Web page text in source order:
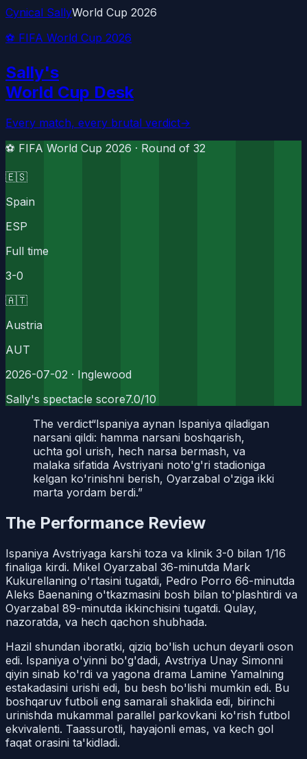
Cynical SallyWorld Cup 2026
⚽ FIFA World Cup 2026
Sally's
World Cup Desk
Every match, every brutal verdict→
⚽ FIFA World Cup 2026 · Round of 32
🇪🇸
Spain
ESP
Full time
3-0
🇦🇹
Austria
AUT
2026-07-02 · Inglewood
Sally's spectacle score7.0/10
The verdict“Ispaniya aynan Ispaniya qiladigan
narsani qildi: hamma narsani boshqarish,
uchta gol urish, hech narsa bermash, va
malaka sifatida Avstriyani noto'g'ri stadioniga
kelgan ko'rinishni berish, Oyarzabal o'ziga ikki
marta yordam berdi.”
The Performance Review
Ispaniya Avstriyaga karshi toza va klinik 3-0 bilan 1/16
finaliga kirdi. Mikel Oyarzabal 36-minutda Mark
Kukurellaning o'rtasini tugatdi, Pedro Porro 66-minutda
Aleks Baenaning o'tkazmasini bosh bilan to'plashtirdi va
Oyarzabal 89-minutda ikkinchisini tugatdi. Qulay,
nazoratda, va hech qachon shubhada.
Hazil shundan iboratki, qiziq bo'lish uchun deyarli oson
edi. Ispaniya o'yinni bo'g'dadi, Avstriya Unay Simonni
qiyin sinab ko'rdi va yagona drama Lamine Yamalning
estakadasini urishi edi, bu besh bo'lishi mumkin edi. Bu
boshqaruv futboli eng samarali shaklida edi, birinchi
urinishda mukammal parallel parkovkani ko'rish futbol
ekvivalenti. Taassurotli, hayajonli emas, va kech gol
faqat orasini ta'kidladi.